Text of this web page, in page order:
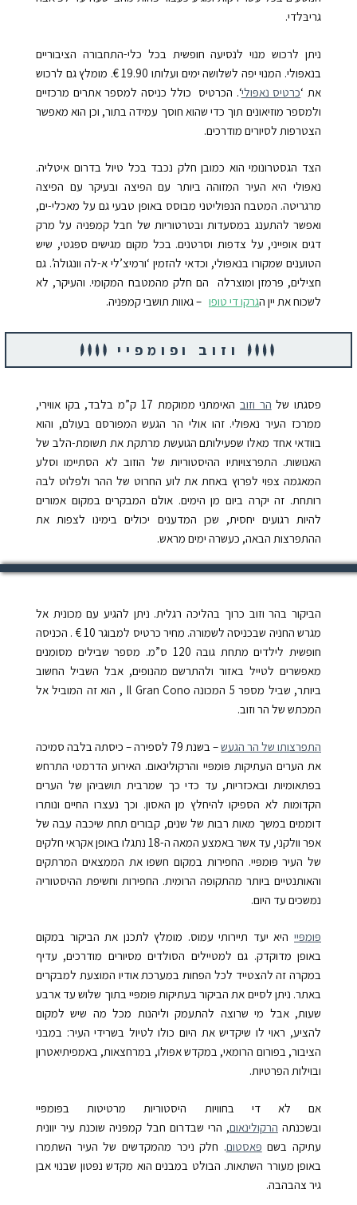
גריבּלדי.
ניתן לרכוש מנוי לנסיעה חופשית בכל כלי-התחבורה הציבוריים
בנאפּולי. המנוי יפה לשלושה ימים ועלותו 19.90 €. מומלץ גם לרכוש
את ‘כרטיס נאפּולי‘. הכרטיס כולל כניסה למספר אתרים מרכזיים
ולמספר מוזיאונים תוך כדי שהוא חוסך עמידה בתור, וכן הוא מאפשר
הצטרפות לסיורים מודרכים.
הצד הגסטרונומי הוא כמובן חלק נכבד בכל טיול בדרום איטליה.
נאפּולי היא העיר המזוהה ביותר עם הפיצה ובעיקר עם הפיצה
מרגריטה. המטבח הנפּוליטני מבוסס באופן טבעי גם על מאכלי-ים,
ואפשר להתענג במסעדות ובטרטוריות של חבל קמפּניה על מרק
דגים אופייני, על צדפות וסרטנים. בכל מקום מגישים ספּגטי, שיש
הטוענים שמקורו בנאפּולי, וכדאי להזמין ‘ורמיצ’לי א-לה וונגולה’. גם
חצילים, פּרמזן ומוצרלה
הם חלק מהמטבח המקומי. והעיקר, לא
לשכוח את יין הגרקו די טופו –גאוות תושבי קמפּניה.
וזוב ופומפיי
פסגתו של הר וזוב
האימתני ממוקמת 17 ק”מ בלבד, בקו אווירי,
ממרכז העיר נאפּולי. זהו אולי הר הגעש המפורסם בעולם, והוא
בוודאי אחד מאלו שפעילותם הגועשת מרתקת את תשומת-הלב של
האנושות. התפרצויותיו ההיסטוריות של הוזוב לא הסתיימו וסלע
המאגמה צפוי לפרוץ באחת את לוע החרוט של ההר ולפלוט לבה
רותחת. זה יקרה ביום מן הימים. אולם המבקרים במקום אמורים
להיות רגועים יחסית, שכן המדענים יכולים בימינו לצפות את
ההתפרצות הבאה, כעשרה ימים מראש.
הביקור בהר וזוב כרוך בהליכה רגלית. ניתן להגיע עם מכונית אל
מגרש החניה שבכניסה לשמורה. מחיר כרטיס למבוגר 10
€ . הכניסה
חופשית לילדים מתחת גובה 120 ס”מ. מספר שבילים מסומנים
מאפשרים לטייל באזור ולהתרשם מהנופים, אבל השביל החשוב
ביותר, שביל מספר 5 המכונה
Il Gran Cono , הוא זה המוביל אל
המכתש של הר וזוב.
התפרצותו של הר הגעש
– בשנת 79 לספירה – כיסתה בלבה סמיכה
את הערים העתיקות פּומפּיי והרקולינאום. האירוע הדרמטי התרחש
בפתאומיות ובאכזריות, עד כדי כך שמרבית תושביהן של הערים
הקדומות לא הספיקו להיחלץ מן האסון. וכך נעצרו החיים ונותרו
דוממים במשך מאות רבות של שנים, קבורים תחת שיכבה עבה של
אפר וולקני, עד אשר באמצע המאה ה-18 נתגלו באופן אקראי חלקים
של העיר פּומפּיי. החפירות במקום חשפו את הממצאים המרתקים
והאותנטיים ביותר מהתקופה הרומית. החפירות וחשיפת ההיסטוריה
נמשכים עד היום.
פּומפּיי היא יעד תיירותי עמוס. מומלץ לתכנן את הביקור במקום
באופן מדוקדק. גם למטיילים הסולדים מסיורים מודרכים, עדיף
במקרה זה להצטייד לכל הפחות במערכת אודיו המוצעת למבקרים
באתר. ניתן לסיים את הביקור בעתיקות פּומפּיי בתוך שלוש עד ארבע
שעות, אבל מי שרוצה להתעמק וליהנות מכל מה שיש למקום
להציע, ראוי לו שיקדיש את היום כולו לטיול בשרידי העיר: במבני
הציבור, בפורום הרומאי, במקדש אפּולו, במרחצאות, באמפיתיאטרון
ובוילות הפרטיות.
אם לא די בחוויות היסטוריות מרטיטות בפּומפּיי
ובשכנתה הרקולינאום, הרי שבדרום חבל קמפּניה שוכנת עיר יוונית
עתיקה בשם פּאסטום. חלק ניכר מהמקדשים של העיר השתמרו
באופן מעורר השתאות. הבולט במבנים הוא מקדש נפּטון שבנוי אבן
גיר צהבהבה.